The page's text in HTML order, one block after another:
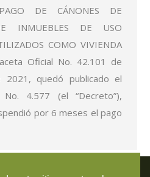
DE CÁNONES DE
INMUEBLES DE USO
COMO VIVIENDA
Oficial No. 42.101 de
quedó publicado el
4.577 (el “Decreto”),
por 6 meses el pago